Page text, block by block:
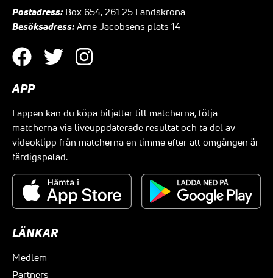
Postadress: Box 654, 261 25 Landskrona
Besöksadress: Arne Jacobsens plats 14
APP
I appen kan du köpa biljetter till matcherna, följa
matcherna via liveuppdaterade resultat och ta del av
videoklipp från matcherna en timme efter att omgången är
färdigspelad.
LÄNKAR
Medlem
Partners